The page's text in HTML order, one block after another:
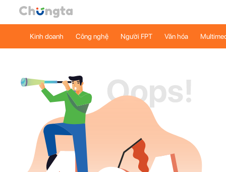
Kinh doanh Công nghệ Người FPT Văn hóa